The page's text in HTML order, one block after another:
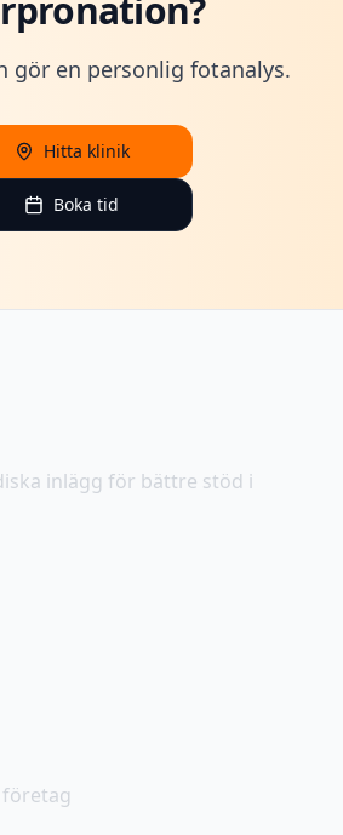
gör en personlig fotanalys.
Hitta klinik
Boka tid
inlägg för bättre stöd i